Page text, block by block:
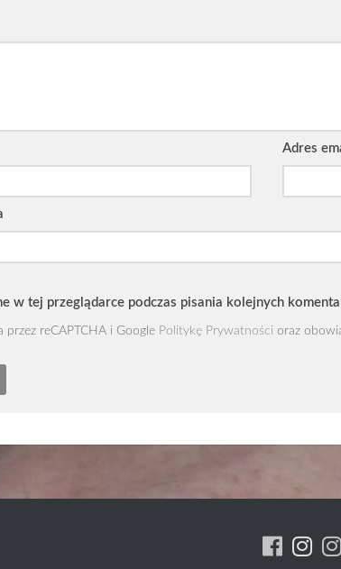
Adres
w tej przeglądarce podczas pisania kolejnych
reCAPTCHA i Google Politykę Prywatności oraz